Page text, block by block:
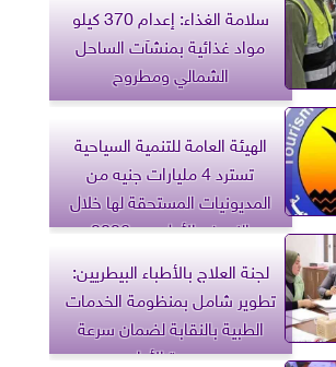
سلامة الغذاء: إعدام 370 كيلو
مواد غذائية بمنشآت الساحل
الشمالي ومطروح
الهيئة العامة للتنمية السياحية
تسترد 4 مليارات جنيه من
المديونيات المستحقة لها خلال
النصف الأول من 2026
لجنة العلاج بالأطباء البيطريين:
تطوير شامل بمنظومة الخدمات
الطبية بالنقابة لضمان سرعة
وجودة الأداء